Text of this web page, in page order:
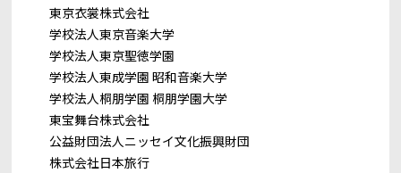
東京衣裳株式会社
学校法人東京音楽大学
学校法人東京聖徳学園
学校法人東成学園 昭和音楽大学
学校法人桐朋学園 桐朋学園大学
東宝舞台株式会社
公益財団法人ニッセイ文化振興財団
株式会社日本旅行